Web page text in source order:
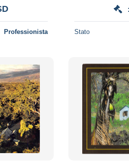
Professionista Stato